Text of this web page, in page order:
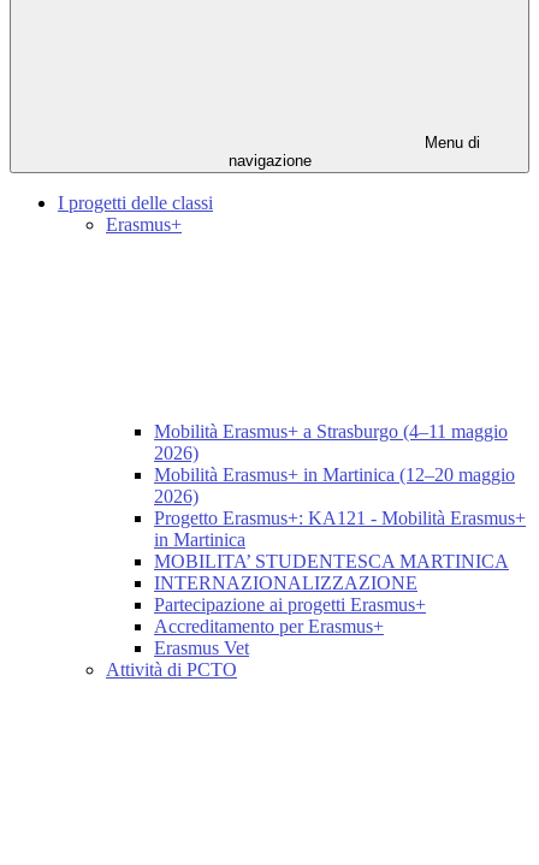
Menu di
navigazione
I progetti delle classi
Erasmus+
Mobilità Erasmus+ a Strasburgo (4–11 maggio
2026)
Mobilità Erasmus+ in Martinica (12–20 maggio
2026)
Progetto Erasmus+: KA121 - Mobilità Erasmus+
in Martinica
MOBILITA’ STUDENTESCA MARTINICA
INTERNAZIONALIZZAZIONE
Partecipazione ai progetti Erasmus+
Accreditamento per Erasmus+
Erasmus Vet
Attività di PCTO